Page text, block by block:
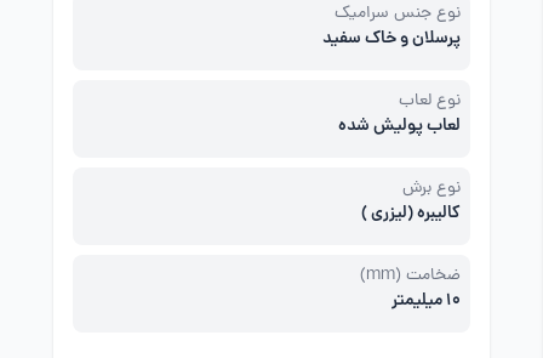
نوع جنس سرامیک
پرسلان و خاک سفید
نوع لعاب
لعاب پولیش شده
نوع برش
کالیبره (لیزری )
ضخامت (mm)
10 میلیمتر